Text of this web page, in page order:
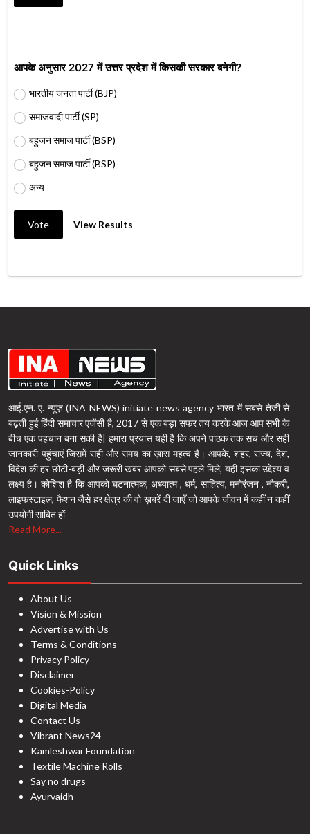
आपके अनुसार 2027 में उत्तर प्रदेश में किसकी सरकार बनेगी?
भारतीय जनता पार्टी (BJP)
समाजवादी पार्टी (SP)
बहुजन समाज पार्टी (BSP)
बहुजन समाज पार्टी (BSP)
अन्य
Vote View Results
आई.एन. ए. न्यूज़ (INA NEWS) initiate news agency भारत में सबसे तेजी से
बढ़ती हुई हिंदी समाचार एजेंसी है, 2017 से एक बड़ा सफर तय करके आज आप सभी के
बीच एक पहचान बना सकी है| हमारा प्रयास यही है कि अपने पाठक तक सच और सही
जानकारी पहुंचाएं जिसमें सही और समय का ख़ास महत्व है। आपके, शहर, राज्य, देश,
विदेश की हर छोटी-बड़ी और जरूरी खबर आपको सबसे पहले मिले, यही इसका उद्देश्य व
लक्ष्य है। कोशिश है कि आपको घटनात्मक, अध्यात्म , धर्म, साहित्य, मनोरंजन , नौकरी,
लाइफस्टाइल, फैशन जैसे हर क्षेत्र की वो ख़बरें दी जाएँ जो आपके जीवन में कहीं न कहीं
उपयोगी साबित हों
Read More...
Quick Links
About Us
Vision & Mission
Advertise with Us
Terms & Conditions
Privacy Policy
Disclaimer
Cookies-Policy
Digital Media
Contact Us
Vibrant News24
Kamleshwar Foundation
Textile Machine Rolls
Say no drugs
Ayurvaidh